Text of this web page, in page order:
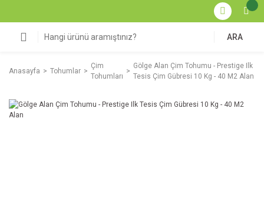
ARA
Anasayfa Tohumlar
Çim
Tohumları
Gölge Alan Çim Tohumu - Prestige Ilk
Tesis Çim Gübresi 10 Kg - 40 M2 Alan